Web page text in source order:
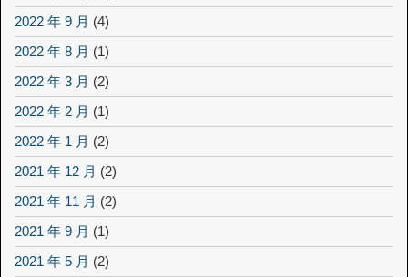
2022 年 9 月 (4)
2022 年 8 月 (1)
2022 年 3 月 (2)
2022 年 2 月 (1)
2022 年 1 月 (2)
2021 年 12 月 (2)
2021 年 11 月 (2)
2021 年 9 月 (1)
2021 年 5 月 (2)